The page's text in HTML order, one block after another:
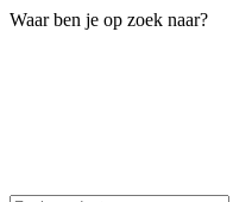
Waar ben je op zoek naar?